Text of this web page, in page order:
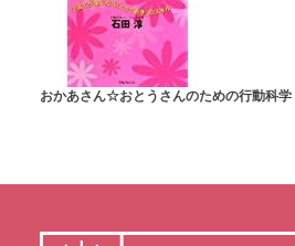
おかあさん☆おとうさんのための行動科学